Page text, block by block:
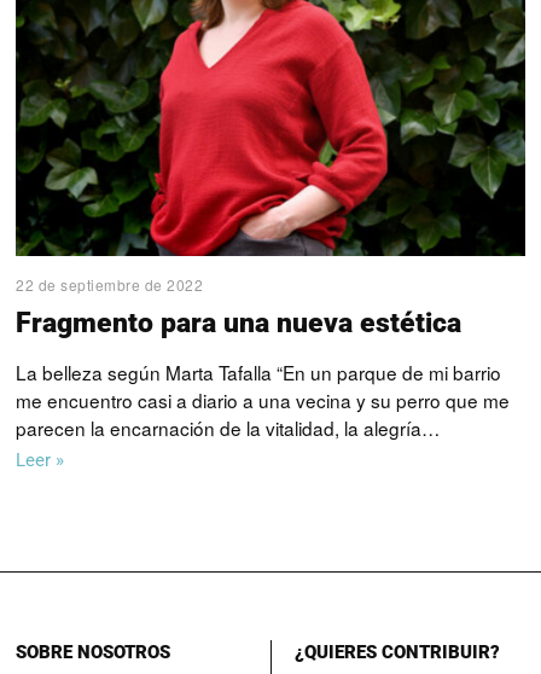
22 de septiembre de 2022
Fragmento para una nueva estética
La belleza según Marta Tafalla “En un parque de mi barrio
me encuentro casi a diario a una vecina y su perro que me
parecen la encarnación de la vitalidad, la alegría…
Leer »
SOBRE NOSOTROS ¿QUIERES CONTRIBUIR?